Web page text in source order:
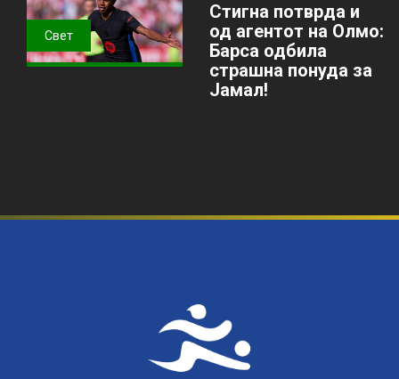
Свет
Стигна потврда и
од агентот на Олмо:
Барса одбила
страшна понуда за
Јамал!